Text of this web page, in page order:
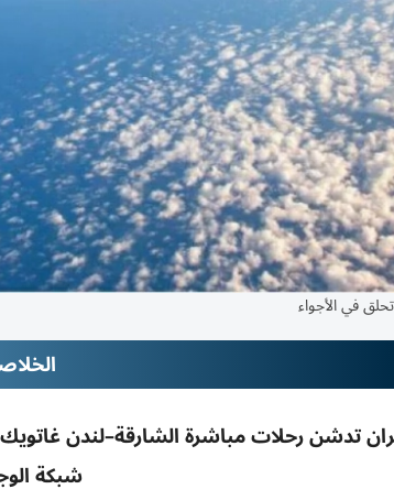
في الأجواء
تدشن رحلات مباشرة الشارقة–لندن
شبكة